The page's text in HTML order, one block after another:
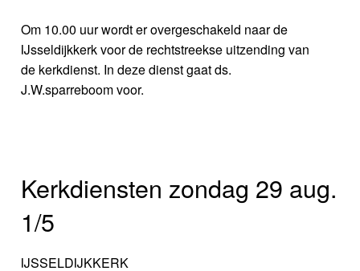
Om 10.00 uur wordt er overgeschakeld naar de
IJsseldijkkerk voor de rechtstreekse uitzending van
de kerkdienst. In deze dienst gaat ds.
J.W.sparreboom voor.
Kerkdiensten zondag 29 aug.
1/5
IJSSELDIJKKERK